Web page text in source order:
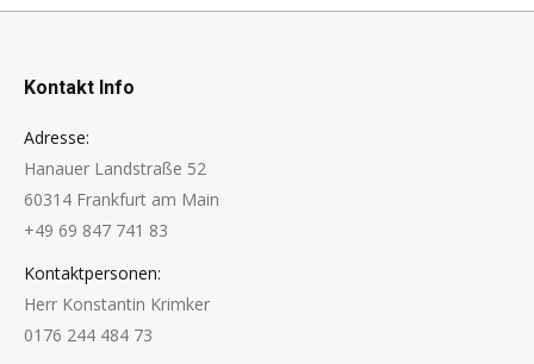
Kontakt Info
Adresse:
Hanauer Landstraße 52
60314 Frankfurt am Main
+49 69 847 741 83
Kontaktpersonen:
Herr Konstantin Krimker
0176 244 484 73